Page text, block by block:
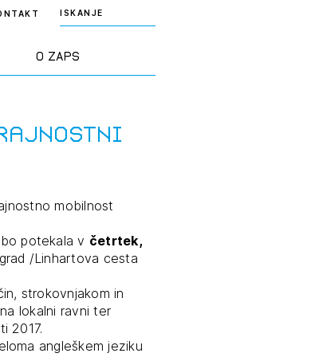
O ZAPS
ISKANJE
Zlati svinčnik
Projekti
Knjižnica
dokumentov
mobilnost
potekala v četrtek,
/Linhartova cesta
strokovnjakom in
lokalni ravni ter
2017.
angleškem jeziku